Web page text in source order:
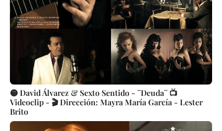
🟡 David Álvarez & Sexto Sentido - ¨Deuda¨ 📺
Videoclip - 🎬 Dirección: Mayra María García - Lester
Brito